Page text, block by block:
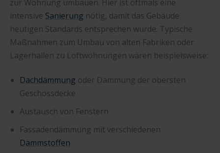
zur Wohnung umbauen. Hier ist oftmals eine
intensive Sanierung nötig, damit das Gebäude
heutigen Standards entsprechen würde. Typische
Maßnahmen zum Umbau von alten Fabriken oder
Lagerhallen zu Loftwohnungen wären beispielsweise:
Dachdämmung oder Dämmung der obersten
Geschossdecke
Austausch von Fenstern
Fassadendämmung mit verschiedenen
Dämmstoffen